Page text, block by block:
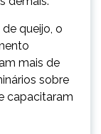
queijo, o
mais de
sobre
capacitaram